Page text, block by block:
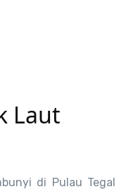
Laut
di Pulau Tegal